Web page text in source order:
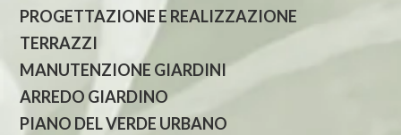
PROGETTAZIONE E REALIZZAZIONE
TERRAZZI
MANUTENZIONE GIARDINI
ARREDO GIARDINO
PIANO DEL VERDE URBANO